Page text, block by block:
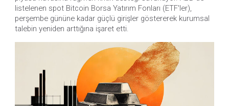
listelenen spot Bitcoin Borsa Yatırım Fonları (ETF'ler),
perşembe gününe kadar güçlü girişler göstererek kurumsal
talebin yeniden arttığına işaret etti.